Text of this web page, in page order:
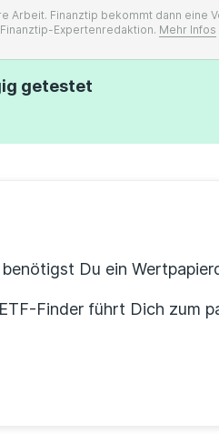
Arbeit. Finanztip bekommt dann eine
Expertenredaktion. Mehr Infos
getestet
Du ein
Finder führt Dich zum